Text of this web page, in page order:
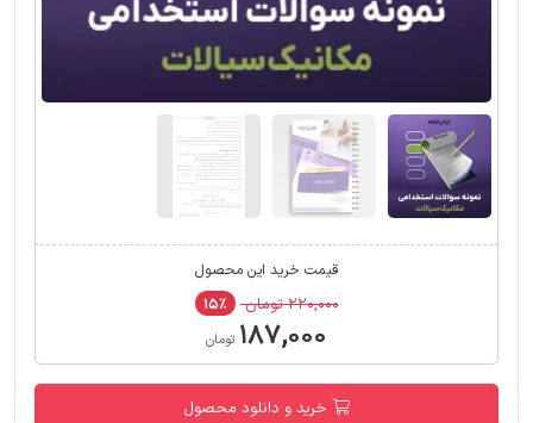
قیمت خرید این محصول
۲۲۰,۰۰۰ تومان ۱۵٪
۱۸۷,۰۰۰ تومان
خرید و دانلود محصول